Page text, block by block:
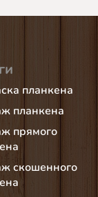
планкена
планкена
прямого
скошенного